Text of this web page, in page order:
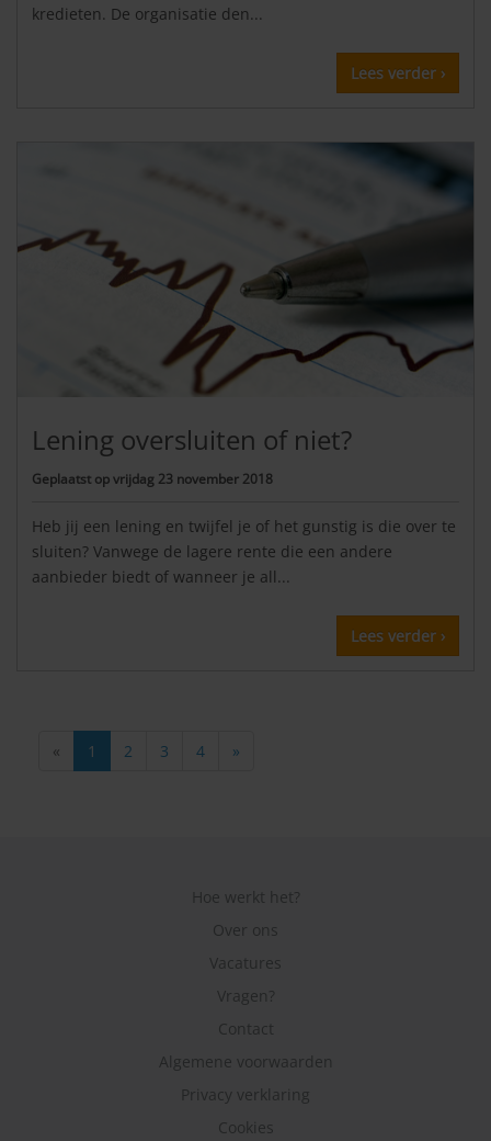
kredieten. De organisatie den...
Lees verder ›
Lening oversluiten of niet?
Geplaatst opvrijdag 23 november 2018
Heb jij een lening en twijfel je of het gunstig is die over te
sluiten? Vanwege de lagere rente die een andere
aanbieder biedt of wanneer je all...
Lees verder ›
« 1 2 3 4 »
Hoe werkt het?
Over ons
Vacatures
Vragen?
Contact
Algemene voorwaarden
Privacy verklaring
Cookies